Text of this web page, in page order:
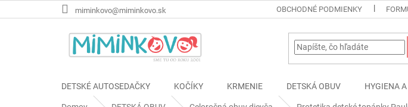
na
miminkovo@miminkovo.sk OBCHODNÉ PODMIENKY
DETSKÉ AUTOSEDAČKY KOČÍKY KRMENIE DETSKÁ OBUV HYGIENA